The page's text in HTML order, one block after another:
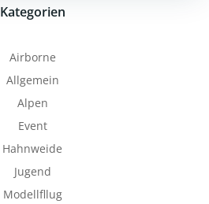
Kategorien
Airborne
Allgemein
Alpen
Event
Hahnweide
Jugend
Modellfllug